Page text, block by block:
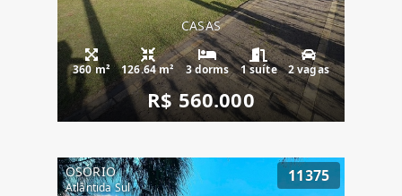
CASAS
360 m² 126.64 m² 3 dorms 1 suíte 2 vagas
R$ 560.000
OSÓRIO
Atlântida Sul
11375